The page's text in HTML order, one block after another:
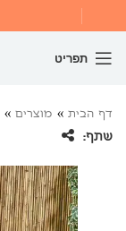
תפריט
דף הבית » מוצרים »
שתף: